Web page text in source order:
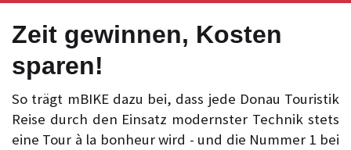
Zeit gewinnen, Kosten
sparen!
So trägt mBIKE dazu bei, dass jede Donau Touristik
Reise durch den Einsatz modernster Technik stets
eine Tour à la bonheur wird - und die Nummer 1 bei